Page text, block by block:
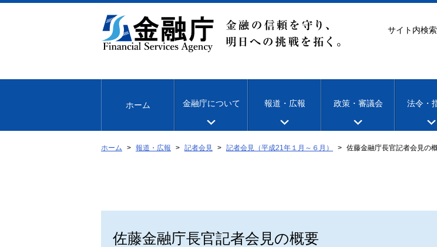
文
移
サイト内検索
ホーム 金融庁について 報道・広報 政策・審議会 法令・
ホーム 報道・広報 記者会見 記者会見（平成21年１月～６月） 佐藤金融庁長官記者会見の
佐藤金融庁長官記者会見の概要